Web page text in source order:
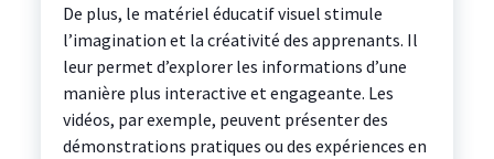
De plus, le matériel éducatif visuel stimule
l’imagination et la créativité des apprenants. Il
leur permet d’explorer les informations d’une
manière plus interactive et engageante. Les
vidéos, par exemple, peuvent présenter des
démonstrations pratiques ou des expériences en